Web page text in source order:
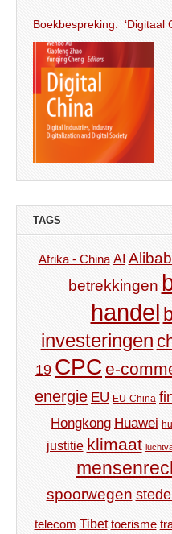
Boekbespreking: ‘Digitaal
TAGS
Afrika - China AI
betrekkingen
handel
investeringen
19 CPC e-
energie EU EU-China
Hongkong Huawei
justitie klimaat
spoorwegen
telecom Tibet toerisme